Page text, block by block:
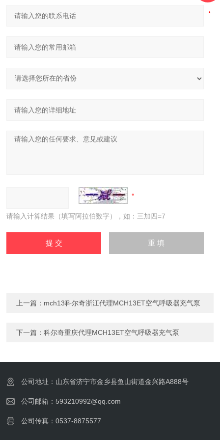
请输入计算结果（填写阿拉伯数字），如：三加四=7
上一篇： mch13科尔奇浙江代理MCH13ET空气呼吸器充气泵
下一篇：科尔奇重庆代理MCH13ET空气呼吸器充气泵
公司地址：山东省济宁市金乡县鱼山街道金兴路A888号
公司邮箱：593210992@qq.com
公司传真：0537-8875577